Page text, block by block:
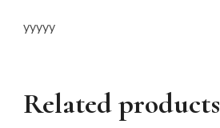
yyyyy
Related products